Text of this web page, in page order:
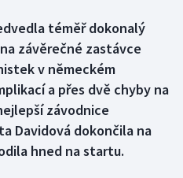
téměř dokonalý
závěrečné zastávce
v německém
a přes dvě chyby na
závodnice
Davidová dokončila na
hned na startu.